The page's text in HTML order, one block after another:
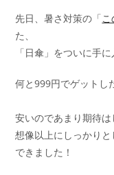
先日、暑さ対策の「
た、
「日傘」をついに手
何と999円でゲットし
安いのであまり期待は
想像以上にしっかり
できました！